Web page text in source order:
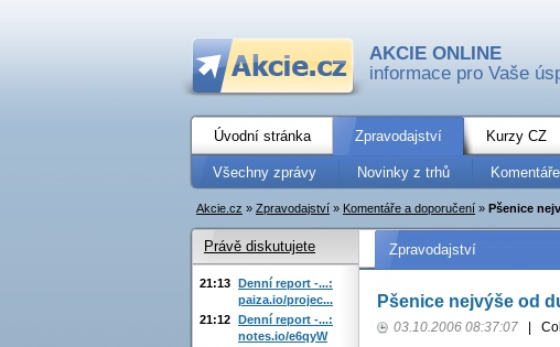
AKCIE ONLINE
informace pro Vaše
Úvodní stránka Zpravodajství Kurzy CZ
Všechny zprávy Novinky z trhů
Akcie.cz » Zpravodajství » Komentáře a doporučení » Pšenice
Zpravodajství
Pšenice nejvýše od
03.10.2006 08:37:07
Právě diskutujete
21:13 Denní report -...:
paiza.io/projec...
21:12 Denní report -...:
notes.io/e6qyW